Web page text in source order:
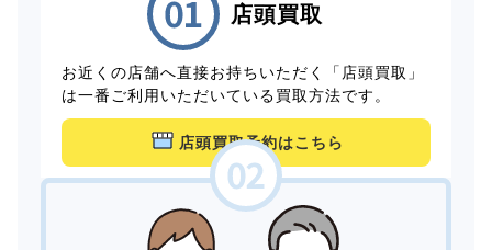
店頭買取
お近くの店舗へ直接お持ちいただく「店頭買取」
は一番ご利用いただいている買取方法です。
店頭買取予約はこちら